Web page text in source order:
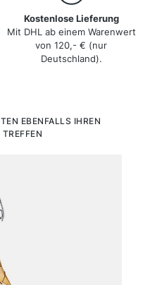
Kostenlose Lieferung
Mit DHL ab einem Warenwert
von 120,- € (nur
Deutschland).
EBENFALLS IHREN